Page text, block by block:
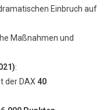
Einbruch auf
Maßnahmen und
:
der DAX 40